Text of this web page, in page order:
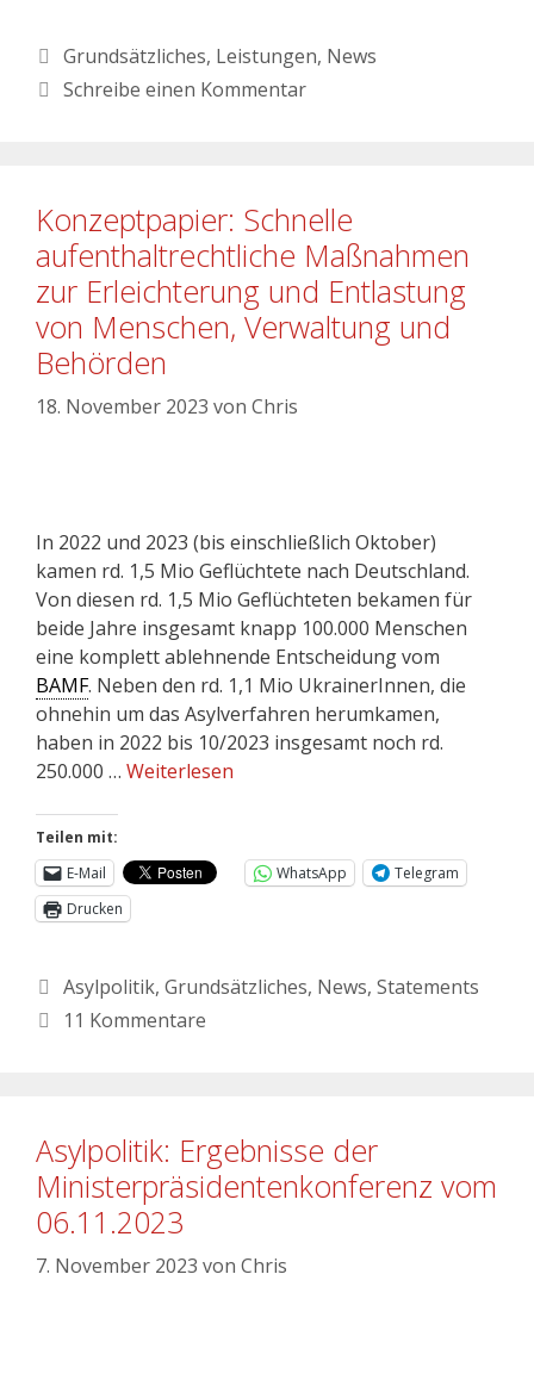
Grundsätzliches, Leistungen, News
Schreibe einen Kommentar
Konzeptpapier: Schnelle
aufenthaltrechtliche Maßnahmen
zur Erleichterung und Entlastung
von Menschen, Verwaltung und
Behörden
18. November 2023 von Chris
In 2022 und 2023 (bis einschließlich Oktober)
kamen rd. 1,5 Mio Geflüchtete nach Deutschland.
Von diesen rd. 1,5 Mio Geflüchteten bekamen für
beide Jahre insgesamt knapp 100.000 Menschen
eine komplett ablehnende Entscheidung vom
BAMF. Neben den rd. 1,1 Mio UkrainerInnen, die
ohnehin um das Asylverfahren herumkamen,
haben in 2022 bis 10/2023 insgesamt noch rd.
250.000 … Weiterlesen
Teilen mit:
E-Mail
WhatsApp
Telegram
Drucken
Asylpolitik, Grundsätzliches, News, Statements
11 Kommentare
Asylpolitik: Ergebnisse der
Ministerpräsidentenkonferenz vom
06.11.2023
7. November 2023 von Chris